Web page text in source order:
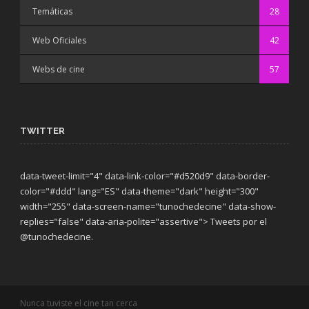
Temáticas 28
Web Oficiales 42
Webs de cine 57
TWITTER
data-tweet-limit="4" data-link-color="#d520d9" data-border-
color="#ddd" lang="ES" data-theme="dark" height="300"
width="255" data-screen-name="tunochedecine" data-show-
replies="false" data-aria-polite="assertive"> Tweets por el
@tunochedecine.
Nunca tuviste el cine tan cerca